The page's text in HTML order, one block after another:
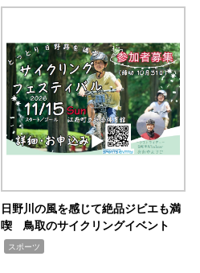
日野川の風を感じて絶品ジビエも満
喫 鳥取のサイクリングイベント
スポーツ